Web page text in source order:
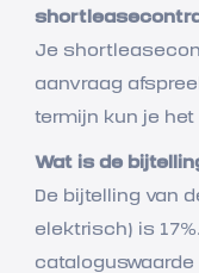
Je
aanvraag
termijn kun je
Wat is de
De bijtelling van
elektrisch) is